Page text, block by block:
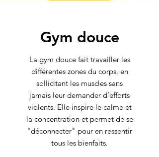
Gym douce
La gym douce fait travailler les
différentes zones du corps, en
sollicitant les muscles sans
jamais leur demander d’efforts
violents. Elle inspire le calme et
la concentration et permet de se
"déconnecter" pour en ressentir
tous les bienfaits.